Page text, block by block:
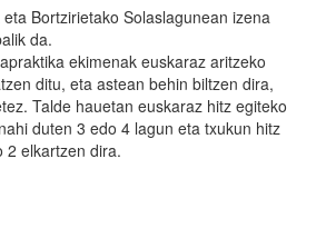
Bortzirietako Solaslagunean izena
da.
ekimenak euskaraz aritzeko
ditu, eta astean behin biltzen dira,
Talde hauetan euskaraz hitz egiteko
duten 3 edo 4 lagun eta txukun hitz
2 elkartzen dira.